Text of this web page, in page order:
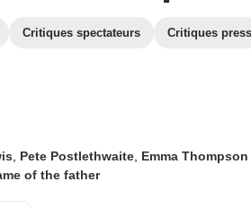
Critiques spectateurs Critiques
Pete Postlethwaite, Emma Thompson
of the father